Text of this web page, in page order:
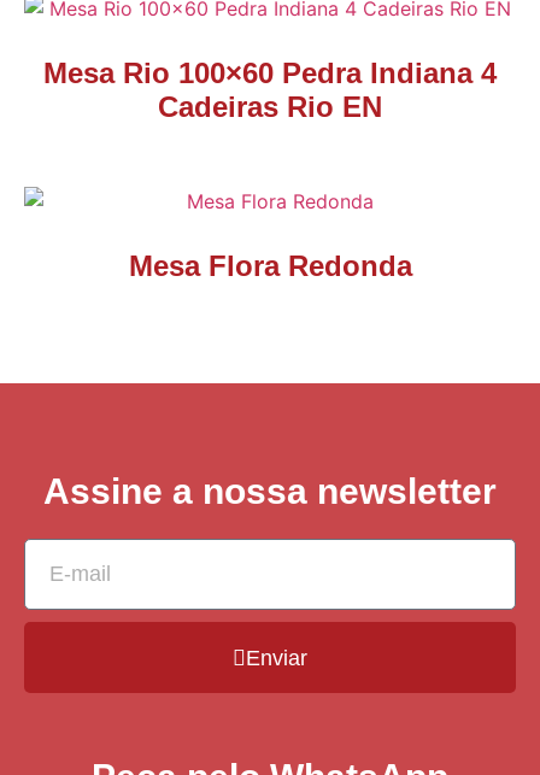
Mesa Rio 100×60 Pedra Indiana 4
Cadeiras Rio EN
Mesa Flora Redonda
Assine a nossa newsletter
Enviar